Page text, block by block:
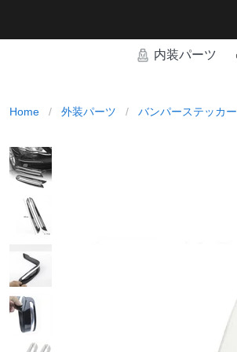
内装パーツ
Home / 外装パーツ / バンパーステッカー